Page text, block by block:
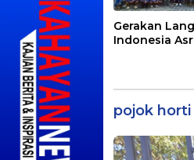
Gerakan
Indonesia
pojok horti